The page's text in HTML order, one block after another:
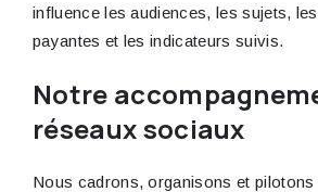
influence les audiences, les sujets,
payantes et les indicateurs suivis.
Notre
réseaux sociaux
Nous cadrons, organisons et